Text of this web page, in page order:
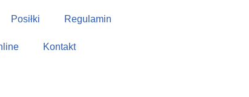
Posiłki Regulamin
Kontakt